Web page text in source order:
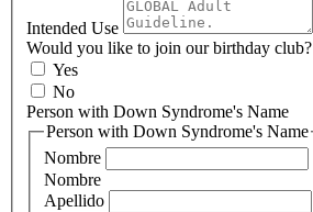
Intended Use
Would you like to join our birthday club?
Yes
No
Person with Down Syndrome's Name
Person with Down Syndrome's Name
Nombre
Nombre
Apellido